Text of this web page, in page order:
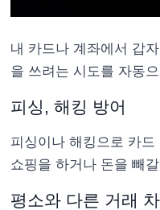
내 카드나 계좌에서 갑
을 쓰려는 시도를 자동
피싱, 해킹 방어
피싱이나 해킹으로 카
쇼핑을 하거나 돈을 빼
평소와 다른 거래